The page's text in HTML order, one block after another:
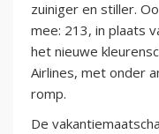
zuiniger en stiller.
mee: 213, in plaats
het nieuwe
Airlines, met onder
romp.
De